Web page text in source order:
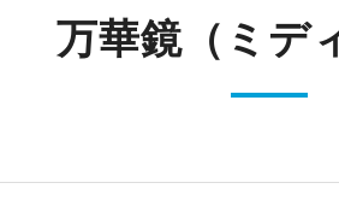
万華鏡（ミデ